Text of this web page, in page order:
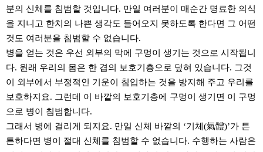
분의 신체를 침범할 것입니다. 만일 여러분이 매순간 명료한 의식
을 지니고 한치의 나쁜 생각도 들어오지 못하도록 한다면 그 어떤
것도 여러분을 침범할 수 없습니다.
병을 얻는 것은 우선 외부의 막에 구멍이 생기는 것으로 시작됩니
다. 원래 우리의 몸은 한 겹의 보호기층으로 덮혀 있습니다. 그것
이 외부에서 부정적인 기운이 침입하는 것을 방지해 주고 우리를
보호하지요. 그런데 이 바깥의 보호기층에 구멍이 생기면 이 구멍
으로 병이 침범합니다.
그래서 병에 걸리게 되지요. 만일 신체 바깥의 ‘기체(氣體)’가 튼
튼하다면 병이 절대 신체를 침범할 수 없습니다. 수행하는 사람은